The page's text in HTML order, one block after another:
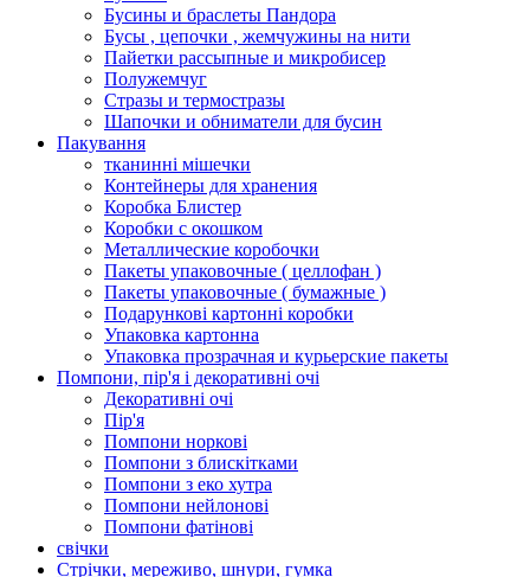
Бусины и браслеты Пандора
Бусы , цепочки , жемчужины на нити
Пайетки рассыпные и микробисер
Полужемчуг
Стразы и термостразы
Шапочки и обниматели для бусин
Пакування
тканинні мішечки
Контейнеры для хранения
Коробка Блистер
Коробки с окошком
Металлические коробочки
Пакеты упаковочные ( целлофан )
Пакеты упаковочные ( бумажные )
Подарункові картонні коробки
Упаковка картонна
Упаковка прозрачная и курьерские пакеты
Помпони, пір'я і декоративні очі
Декоративні очі
Пір'я
Помпони норкові
Помпони з блискітками
Помпони з еко хутра
Помпони нейлонові
Помпони фатінові
свічки
Стрічки, мереживо, шнури, гумка